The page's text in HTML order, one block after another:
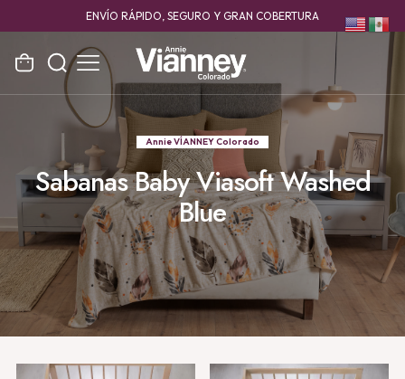
ENVÍO RÁPIDO, SEGURO Y GRAN COBERTURA
Annie VÍANNEY Colorado
Sabanas Baby Viasoft Washed
Blue